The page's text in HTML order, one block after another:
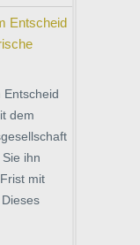
Entscheid
Entscheid
dem
ihn
mit